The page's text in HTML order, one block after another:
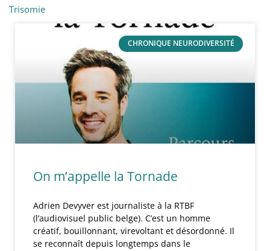
Trisomie
CHRONIQUE NEURODIVERSITÉ
On m’appelle la Tornade
Adrien Devyver est journaliste à la RTBF
(l’audiovisuel public belge). C’est un homme
créatif, bouillonnant, virevoltant et désordonné. Il
se reconnaît depuis longtemps dans le